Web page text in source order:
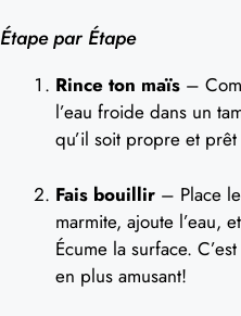
Étape par Étape
Rince ton maïs –
l’eau froide dans un
qu’il soit propre et
Fais bouillir – Place
marmite, ajoute l’eau,
Écume la surface.
en plus amusant!